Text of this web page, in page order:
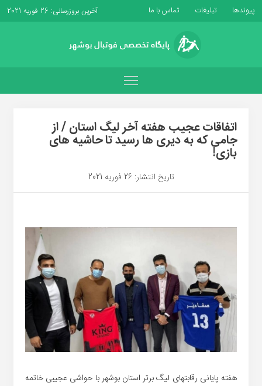
پیوندها تبلیغات تماس با ما آخرین بروزرسانی: 26 فوریه 2021
اتفاقات عجیب هفته آخر لیگ استان / از
جامی که به دیری ها رسید تا حاشیه های
بازی!
تاریخ انتشار: 26 فوریه 2021
هفته پایانی رقابتهای لیگ برتر استان بوشهر با حواشی عجیبی خاتمه